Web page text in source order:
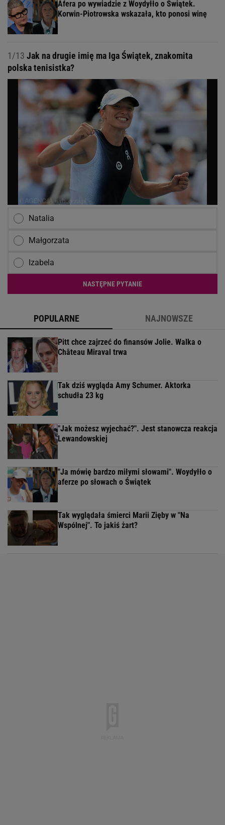
Afera po wywiadzie z Woydyłło o Świątek.
Korwin-Piotrowska wskazała, kto ponosi winę
1/13 Jak na drugie imię ma Iga Świątek, znakomita
polska tenisistka?
Natalia
Małgorzata
Izabela
NASTĘPNE PYTANIE
POPULARNE NAJNOWSZE
Pitt chce zajrzeć do finansów Jolie. Walka o
Château Miraval trwa
Tak dziś wygląda Amy Schumer. Aktorka
schudła 23 kg
"Jak możesz wyjechać?". Jest stanowcza reakcja
Lewandowskiej
"Ja mówię bardzo miłymi słowami". Woydyłło o
aferze po słowach o Świątek
Tak wyglądała śmierci Marii Zięby w "Na
Wspólnej". To jakiś żart?